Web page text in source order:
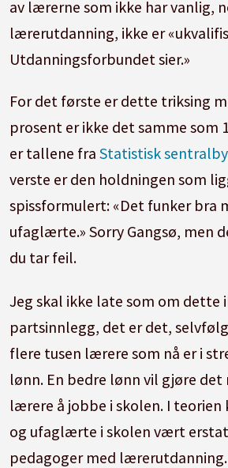
av lærerne som ikke har vanlig,
lærerutdanning, ikke er
Utdanningsforbundet sier.»
For det første er dette triksing
prosent er ikke det samme som
er tallene fraStatistisk
verste er den holdningen som
spissformulert: «Det funker bra
ufaglærte.» Sorry Gangsø, men
du tar feil.
Jeg skal ikke late som om dette
partsinnlegg, det er det,
flere tusen lærere som nå er i
lønn. En bedre lønn vil gjøre
lærere å jobbe i skolen. I teorien
og ufaglærte i skolen vært
pedagoger med